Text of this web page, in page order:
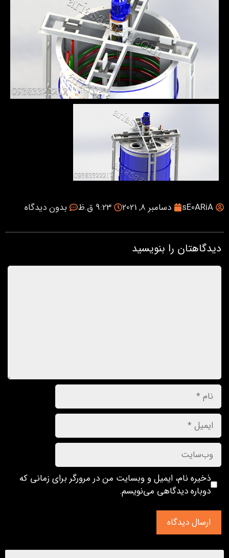
sE0ARiA دسامبر 8, 2021 9:23 ق.ظ بدون دیدگاه
دیدگاهتان را بنویسید
ذخیره نام، ایمیل و وبسایت من در مرورگر برای زمانی که
دوباره دیدگاهی می‌نویسم.